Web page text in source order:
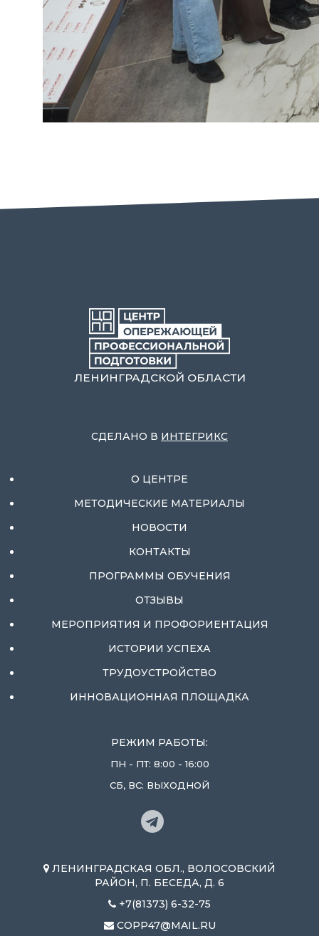
ЛЕНИНГРАДСКОЙ ОБЛАСТИ
СДЕЛАНО В ИНТЕГРИКС
О ЦЕНТРЕ
МЕТОДИЧЕСКИЕ МАТЕРИАЛЫ
НОВОСТИ
КОНТАКТЫ
ПРОГРАММЫ ОБУЧЕНИЯ
ОТЗЫВЫ
МЕРОПРИЯТИЯ И ПРОФОРИЕНТАЦИЯ
ИСТОРИИ УСПЕХА
ТРУДОУСТРОЙСТВО
ИННОВАЦИОННАЯ ПЛОЩАДКА
РЕЖИМ РАБОТЫ:
ПН - ПТ: 8:00 - 16:00
СБ, ВС: ВЫХОДНОЙ
ЛЕНИНГРАДСКАЯ ОБЛ., ВОЛОСОВСКИЙ
РАЙОН, П. БЕСЕДА, Д. 6
+7(81373) 6-32-75
COPP47@MAIL.RU